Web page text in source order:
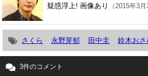
疑惑浮上! 画像あり
（2015年3月
さくら 永野芽郁 田中圭 鈴木おさ
3件のコメント